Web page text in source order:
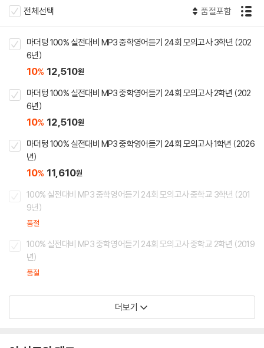
전체선택 품절포함
마더텅 100% 실전대비 MP3 중학영어듣기 24회 모의고사 3학년 (202
6년)
10% 12,510원
마더텅 100% 실전대비 MP3 중학영어듣기 24회 모의고사 2학년 (202
6년)
10% 12,510원
마더텅 100% 실전대비 MP3 중학영어듣기 24회 모의고사 1학년 (2026
년)
10% 11,610원
100% 실전대비 MP3 중학영어듣기 24회 모의고사 중학교 3학년 (201
9년)
품절
100% 실전대비 MP3 중학영어듣기 24회 모의고사 중학교 2학년 (2019
년)
품절
더보기